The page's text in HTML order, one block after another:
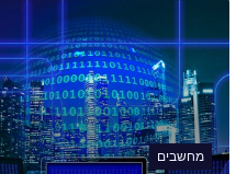
מחשבים